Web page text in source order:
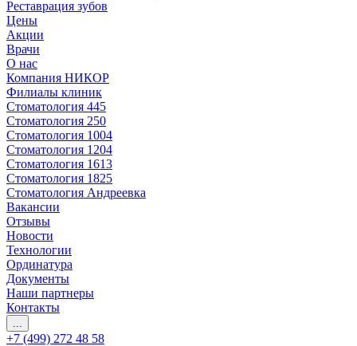
Реставрация зубов
Цены
Акции
Врачи
О нас
Компания НИКОР
Филиалы клиник
Стоматология 445
Стоматология 250
Стоматология 1004
Стоматология 1204
Стоматология 1613
Стоматология 1825
Стоматология Андреевка
Вакансии
Отзывы
Новости
Технологии
Ординатура
Документы
Наши партнеры
Контакты
...
+7 (499) 272 48 58